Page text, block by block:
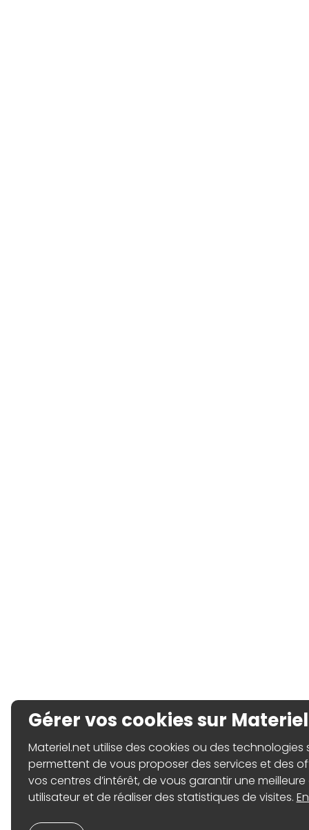
Gérer vos cookies sur
Materiel.net utilise des cookies ou des technologies
permettent de vous proposer des services et des
vos centres d’intérêt, de vous garantir une
utilisateur et de réaliser des statistiques de visites.